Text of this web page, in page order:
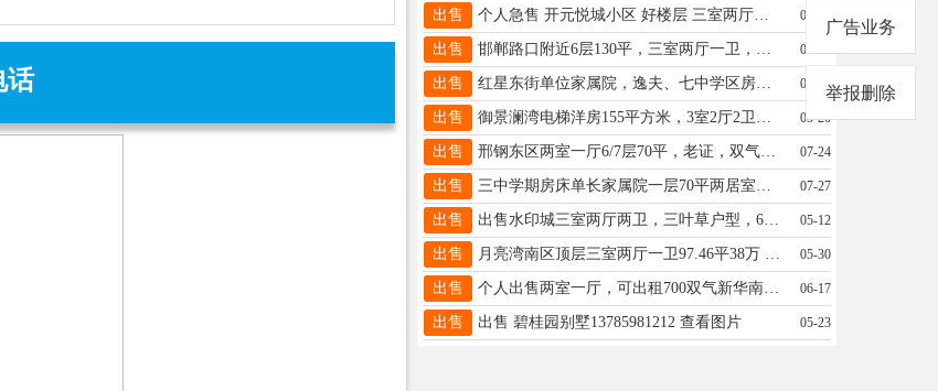
话
出售 个人急售 开元悦城小区 好楼层 三室两厅一卫118.53平 地下室7.4平，新证，售69.5万15131185197 07-24
出售 邯郸路口附近6层130平，三室两厅一卫，地下室，售价43万，老证，联系电话：18632915922 05-20
出售 红星东街单位家属院，逸夫、七中学区房，安静整洁。中间层通透通风，视野开阔，实用103平老证46万15100992275 06-06
出售 御景澜湾电梯洋房155平方米，3室2厅2卫，带地下室。户型好，采光好，南北通透。低价出售。电话13313195966 05-20
出售 邢钢东区两室一厅6/7层70平，老证，双气，附近有幼儿园，学校，医院，售价27万电话：13831989637 07-24
出售 三中学期房床单长家属院一层70平两居室一层带院房东急售30万可小刀联系15933728049同V 查看图片 07-27
出售 出售水印城三室两厅两卫，三叶草户型，69.9万18531923978 05-12
出售 月亮湾南区顶层三室两厅一卫97.46平38万 两室两厅一卫83.4平30万包更名，免中介费电话:13012138488 05-30
出售 个人出售两室一厅，可出租700双气新华南小学，学区房2/3层72平地上有小房，32万联系电话13633293098 06-17
出售 出售 碧桂园别墅13785981212 查看图片 05-23
广告业务
举报删除